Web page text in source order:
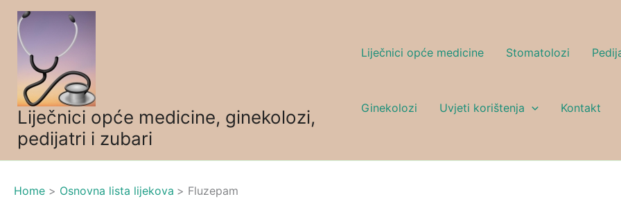
Skip
content
Liječnici opće medicine, ginekolozi,
pedijatri i zubari
Liječnici opće medicine Stomatolozi
Ginekolozi Uvjeti korištenja Kontakt
Home Osnovna lista lijekova Fluzepam